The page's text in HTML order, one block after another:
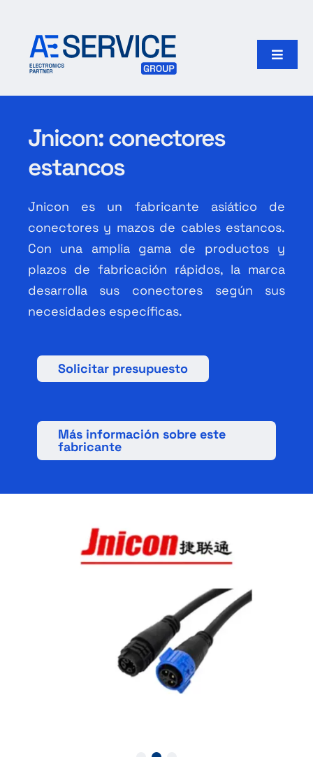
content
Toggle
Inicio
Productos
Search
for:
Español
Jnicon: conectores
estancos
Jnicon es un fabricante asiático de
conectores y mazos de cables estancos.
Con una amplia gama de productos y
plazos de fabricación rápidos, la marca
desarrolla sus conectores según sus
necesidades específicas.
Solicitar presupuesto
Más información sobre este
fabricante